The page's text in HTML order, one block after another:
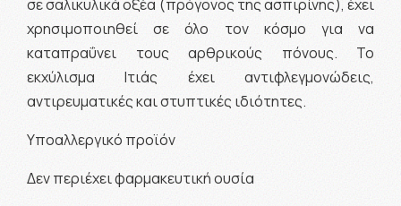
σε σαλικυλικά οξέα (πρόγονος της ασπιρίνης), έχει
χρησιμοποιηθεί σε όλο τον κόσμο για να
καταπραΰνει τους αρθρικούς πόνους. Το
εκχύλισμα Ιτιάς έχει αντιφλεγμονώδεις,
αντιρευματικές και στυπτικές ιδιότητες.
Υποαλλεργικό προϊόν
Δεν περιέχει φαρμακευτική ουσία